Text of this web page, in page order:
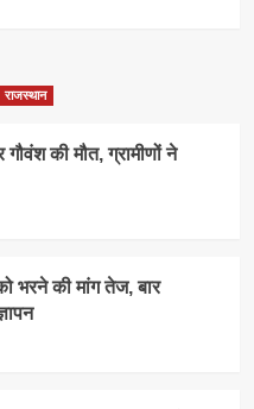
राजस्थान
की मौत, ग्रामीणों ने
भरने की मांग तेज, बार